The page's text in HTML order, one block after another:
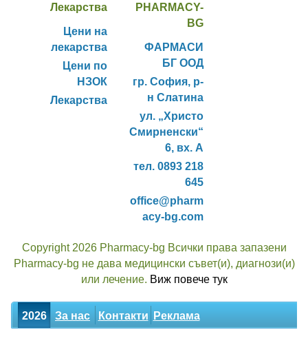
Лекарства
Цени на
лекарства
Цени по
НЗОК
Лекарства
PHARMACY-
BG
ФАРМАСИ
БГ ООД
гр. София, р-
н Слатина
ул. „Христо
Смирненски“
6, вх. А
тел. 0893 218
645
office@pharm
acy-bg.com
Copyright 2026 Pharmacy-bg Всички права запазени
Pharmacy-bg не дава медицински съвет(и), диагнози(и)
или лечение. Виж повече тук
2026 За нас Контакти Реклама